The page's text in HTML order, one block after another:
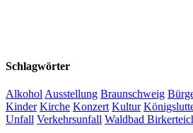
Schlagwörter
Alkohol Ausstellung Braunschweig
Kinder Kirche Konzert Kultur
Unfall Verkehrsunfall Waldbad